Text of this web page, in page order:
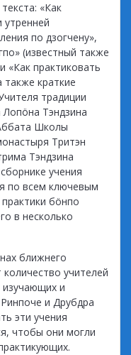
«Как
утренней
по дзогчену»,
(известный также
«Как практиковать
также краткие
традиции
Тэндзина
Школы
Тритэн
Тэндзина
учения
по всем ключевым
бöнпо
в несколько
ближнего
учителей
изучающих и
и Друбдра
эти учения
чтобы они могли